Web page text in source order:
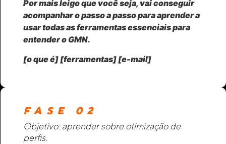
Por mais leigo que você seja, vai conseguir
acompanhar o passo a passo para aprender a
usar todas as ferramentas essenciais para
entender o GMN.
[o que é] [ferramentas] [e-mail]
FASE 02
Objetivo: aprender sobre otimização de
perfis.